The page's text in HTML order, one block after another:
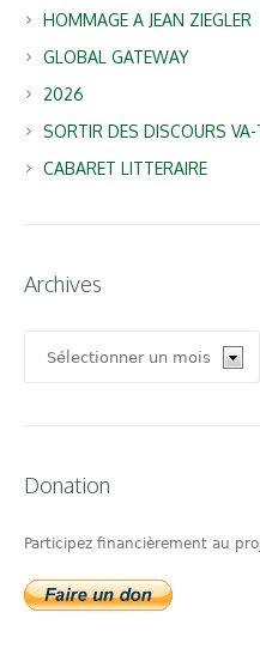
HOMMAGE A JEAN ZIEGLER
GLOBAL GATEWAY
2026
SORTIR DES DISCOURS VA-
CABARET LITTERAIRE
Archives
Donation
Participez financièrement au